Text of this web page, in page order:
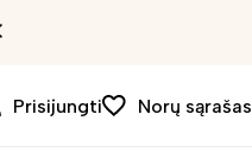
Prisijungti Norų sąrašas